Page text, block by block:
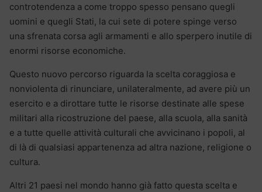
controtendenza a come troppo spesso pensano quegli
uomini e quegli Stati, la cui sete di potere spinge verso
una sfrenata corsa agli armamenti e allo sperpero inutile di
enormi risorse economiche.
Questo nuovo percorso riguarda la scelta coraggiosa e
nonviolenta di rinunciare, unilateralmente, ad avere più un
esercito e a dirottare tutte le risorse destinate alle spese
militari alla ricostruzione del paese, alla scuola, alla sanità
e a tutte quelle attività culturali che avvicinano i popoli, al
di là di qualsiasi appartenenza ad altra nazione, religione o
cultura.
Altri 21 paesi nel mondo hanno già fatto questa scelta e